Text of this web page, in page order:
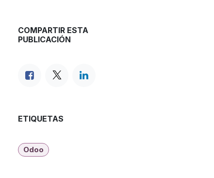
COMPARTIR ESTA
PUBLICACIÓN
ETIQUETAS
Odoo